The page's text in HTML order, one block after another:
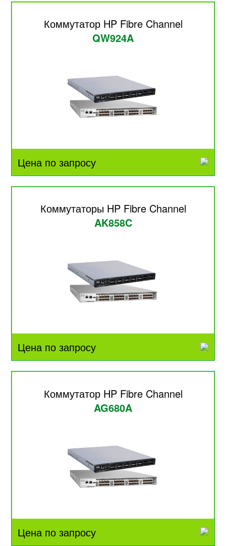
Коммутатор HP Fibre Channel
QW924A
Цена по запросу
Коммутаторы HP Fibre Channel
AK858C
Цена по запросу
Коммутатор HP Fibre Channel
AG680A
Цена по запросу